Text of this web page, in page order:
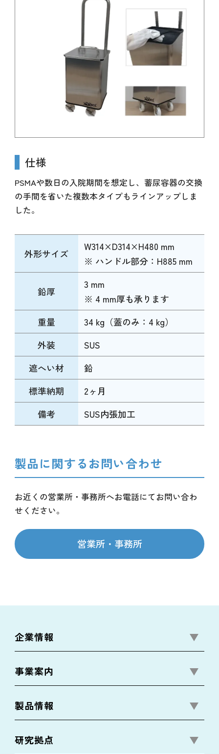
仕様
PSMAや数日の入院期間を想定し、蓄尿容器の交換
の手間を省いた複数本タイプもラインアップしま
した。
外形サイズ
W314×D314×H480 mm
※ ハンドル部分：H885 mm
鉛厚
3 mm
※ 4 mm厚も承ります
重量
34 kg（蓋のみ：4 kg）
外装
SUS
遮へい材
鉛
標準納期
2ヶ月
備考
SUS内張加工
製品に関するお問い合わせ
お近くの営業所・事務所へお電話にてお問い合わ
せください。
営業所・事務所
企業情報
事業案内
製品情報
研究拠点